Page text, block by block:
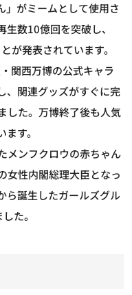
」がミームとして使用さ
数10億回を突破し、
が発表されています。
関西万博の公式キャラ
、関連グッズがすぐに完
した。万博終了後も人気
す。
メンフクロウの赤ちゃん
女性内閣総理大臣となっ
ら誕生したガールズグル
た。